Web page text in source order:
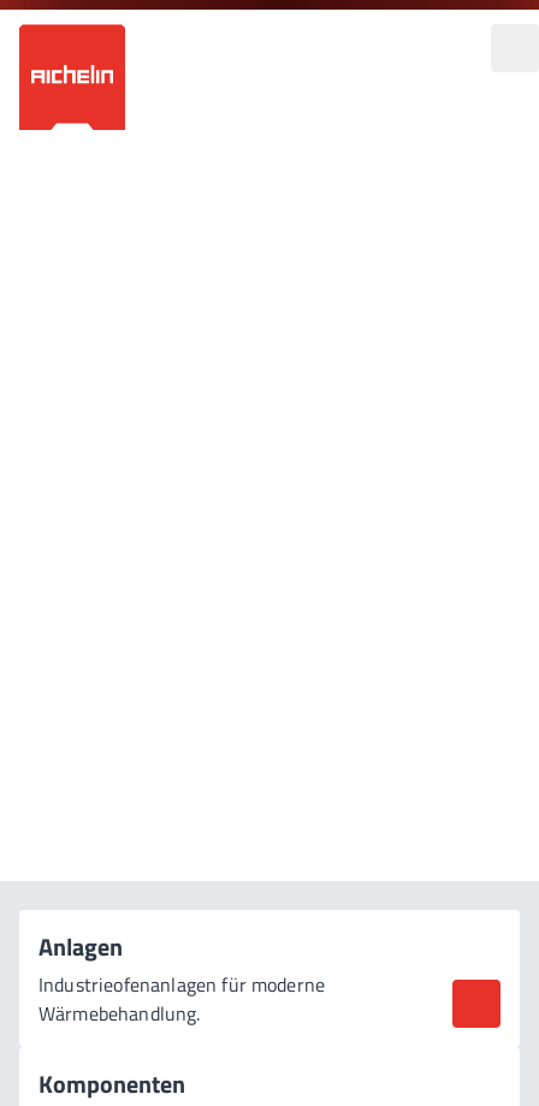
Anlagen
Industrieofenanlagen für moderne
Wärmebehandlung.
Komponenten